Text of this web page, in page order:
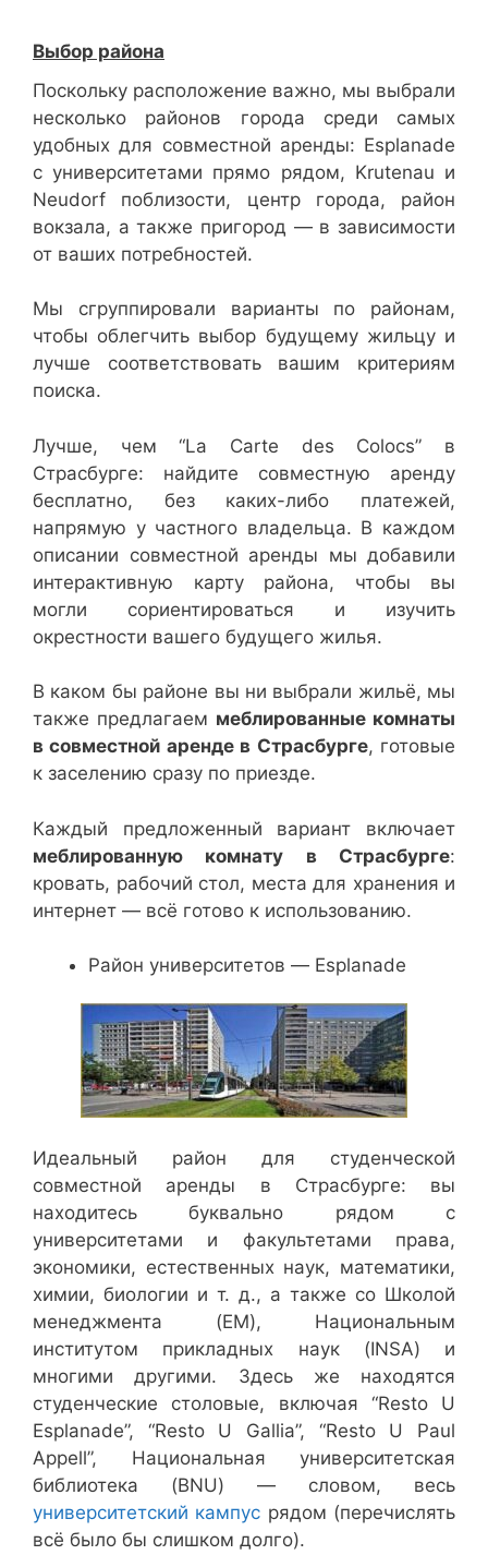
Выбор района
Поскольку расположение важно, мы выбрали
несколько районов города среди самых
удобных для совместной аренды: Esplanade
с университетами прямо рядом, Krutenau и
Neudorf поблизости, центр города, район
вокзала, а также пригород — в зависимости
от ваших потребностей.
Мы сгруппировали варианты по районам,
чтобы облегчить выбор будущему жильцу и
лучше соответствовать вашим критериям
поиска.
Лучше, чем “La Carte des Colocs” в
Страсбурге: найдите совместную аренду
бесплатно, без каких-либо платежей,
напрямую у частного владельца. В каждом
описании совместной аренды мы добавили
интерактивную карту района, чтобы вы
могли сориентироваться и изучить
окрестности вашего будущего жилья.
В каком бы районе вы ни выбрали жильё, мы
также предлагаем меблированные комнаты
в совместной аренде в Страсбурге, готовые
к заселению сразу по приезде.
Каждый предложенный вариант включает
меблированную комнату в Страсбурге:
кровать, рабочий стол, места для хранения и
интернет — всё готово к использованию.
Район университетов — Esplanade
Идеальный район для студенческой
совместной аренды в Страсбурге: вы
находитесь буквально рядом с
университетами и факультетами права,
экономики, естественных наук, математики,
химии, биологии и т. д., а также со Школой
менеджмента (EM), Национальным
институтом прикладных наук (INSA) и
многими другими. Здесь же находятся
студенческие столовые, включая “Resto U
Esplanade”, “Resto U Gallia”, “Resto U Paul
Appell”, Национальная университетская
библиотека (BNU) — словом, весь
университетский кампус рядом (перечислять
всё было бы слишком долго).